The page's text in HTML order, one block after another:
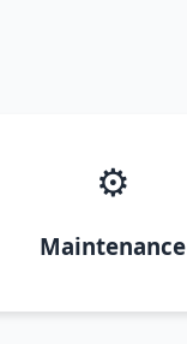
⚙️
Maintenance